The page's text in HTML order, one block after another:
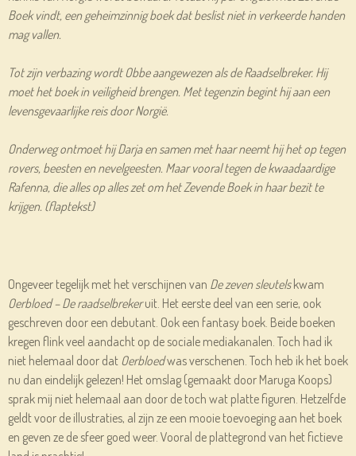
Boek vindt, een geheimzinnig boek dat beslist niet in verkeerde handen
mag vallen.
Tot zijn verbazing wordt Obbe aangewezen als de Raadselbreker. Hij
moet het boek in veiligheid brengen. Met tegenzin begint hij aan een
levensgevaarlijke reis door Norgië.
Onderweg ontmoet hij Darja en samen met haar neemt hij het op tegen
rovers, beesten en nevelgeesten. Maar vooral tegen de kwaadaardige
Rafenna, die alles op alles zet om het Zevende Boek in haar bezit te
krijgen. (flaptekst)
Ongeveer tegelijk met het verschijnen van De zeven sleutelskwam
Oerbloed – De raadselbrekeruit. Het eerste deel van een serie, ook
geschreven door een debutant. Ook een fantasy boek. Beide boeken
kregen flink veel aandacht op de sociale mediakanalen. Toch had ik
niet helemaal door dat Oerbloedwas verschenen. Toch heb ik het boek
nu dan eindelijk gelezen! Het omslag (gemaakt door Maruga Koops)
sprak mij niet helemaal aan door de toch wat platte figuren. Hetzelfde
geldt voor de illustraties, al zijn ze een mooie toevoeging aan het boek
en geven ze de sfeer goed weer. Vooral de plattegrond van het fictieve